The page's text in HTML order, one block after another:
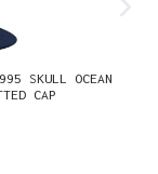
SKULL OCEAN
CAP